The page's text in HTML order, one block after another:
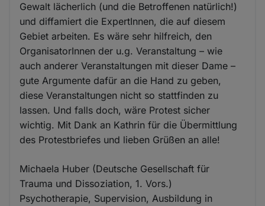
Gewalt lächerlich (und die Betroffenen natürlich!)
und diffamiert die ExpertInnen, die auf diesem
Gebiet arbeiten. Es wäre sehr hilfreich, den
OrganisatorInnen der u.g. Veranstaltung – wie
auch anderer Veranstaltungen mit dieser Dame –
gute Argumente dafür an die Hand zu geben,
diese Veranstaltungen nicht so stattfinden zu
lassen. Und falls doch, wäre Protest sicher
wichtig. Mit Dank an Kathrin für die Übermittlung
des Protestbriefes und lieben Grüßen an alle!
Michaela Huber (Deutsche Gesellschaft für
Trauma und Dissoziation, 1. Vors.)
Psychotherapie, Supervision, Ausbildung in